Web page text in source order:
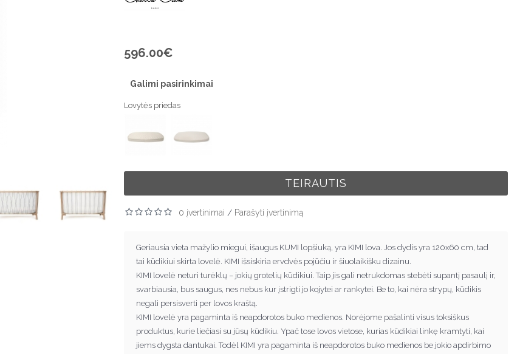
596.00€
Galimi pasirinkimai
Lovytės priedas
TEIRAUTIS
0 įvertinimai / Parašyti įvertinimą
Geriausia vieta mažylio miegui, išaugus KUMI lopšiuką, yra KIMI lova. Jos dydis yra 120x60 cm, tad
tai kūdikiui skirta lovelė. KIMI išsiskiria ervdvės pojūčiu ir šiuolaikišku dizainu.
KIMI lovelė neturi turėklų – jokių grotelių kūdikiui. Taip jis gali netrukdomas stebėti supantį pasaulį ir,
svarbiausia, bus saugus, nes nebus kur įstrigti jo kojytei ar rankytei. Be to, kai nėra strypų, kūdikis
negali persisverti per lovos kraštą.
KIMI lovelė yra pagaminta iš neapdorotos buko medienos. Norėjome pašalinti visus toksiškus
produktus, kurie liečiasi su jūsų kūdikiu. Ypač tose lovos vietose, kurias kūdikiai linkę kramtyti, kai
jiems dygsta dantukai. Todėl KIMI yra pagaminta iš neapdorotos buko medienos be jokio apdirbimo